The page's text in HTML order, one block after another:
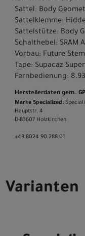
Sattel: Body
Sattelklemme:
Sattelstütze: Body
Schalthebel: SRAM
Vorbau: Future
Tape: Supacaz
Fernbedienung:
Herstellerdaten gem.
Marke Specialized:
Hauptstr. 4
D-83607 Holzkirchen
+49 8024 90 288 01
Varianten